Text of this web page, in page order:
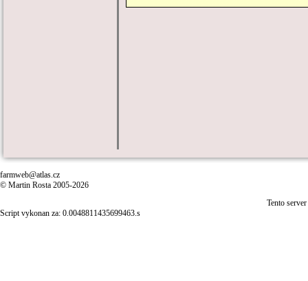
farmweb@atlas.cz
© Martin Rosta 2005-2026
Tento
Script vykonan za: 0.0048811435699463.s